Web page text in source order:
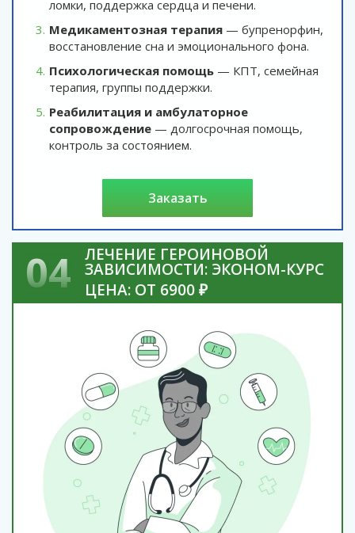
ломки, поддержка сердца и печени.
Медикаментозная терапия — бупренорфин,
восстановление сна и эмоционального фона.
Психологическая помощь — КПТ, семейная
терапия, группы поддержки.
Реабилитация и амбулаторное
сопровождение — долгосрочная помощь,
контроль за состоянием.
заказать
04 ЛЕЧЕНИЕ ГЕРОИНОВОЙ
ЗАВИСИМОСТИ: ЭКОНОМ-КУРС
ЦЕНА: ОТ 6900 ₽